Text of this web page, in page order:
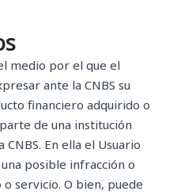
medio por el que el
ante la CNBS su
financiero adquirido o
de una institución
En ella el Usuario
posible infracción o
servicio. O bien, puede